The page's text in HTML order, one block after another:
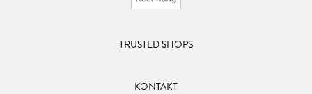
TRUSTED SHOPS
KONTAKT